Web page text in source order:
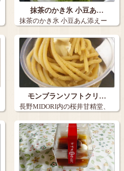
抹茶のかき氷 小豆あ…
抹茶のかき氷 小豆あん添えー
場所: …
モンブランソフトクリ…
長野MIDORI内の桜井甘精堂、
幾右衛門…